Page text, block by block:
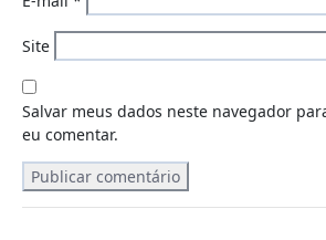
Site
Salvar meus dados neste navegador
eu comentar.